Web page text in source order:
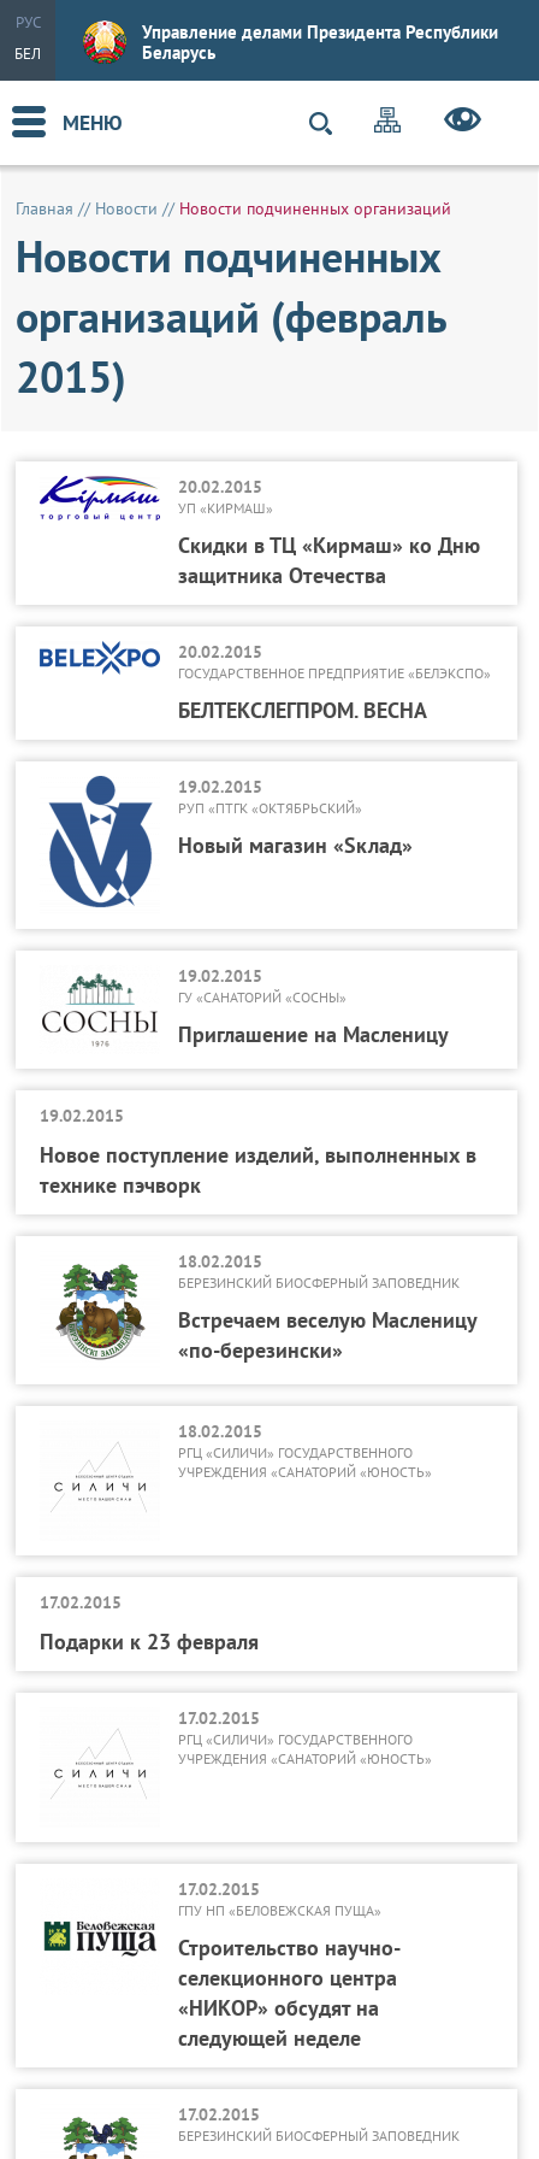
РУС
БЕЛ
Управление делами Президента Республики
Беларусь
МЕНЮ
Главная // Новости // Новости подчиненных организаций
Новости подчиненных
организаций (февраль
2015)
20.02.2015
УП «КИРМАШ»
Скидки в ТЦ «Кирмаш» ко Дню
защитника Отечества
20.02.2015
ГОСУДАРСТВЕННОЕ ПРЕДПРИЯТИЕ «БЕЛЭКСПО»
БЕЛТЕКСЛЕГПРОМ. ВЕСНА
19.02.2015
РУП «ПТГК «ОКТЯБРЬСКИЙ»
Новый магазин «Sклад»
19.02.2015
ГУ «САНАТОРИЙ «СОСНЫ»
Приглашение на Масленицу
19.02.2015
Новое поступление изделий, выполненных в
технике пэчворк
18.02.2015
БЕРЕЗИНСКИЙ БИОСФЕРНЫЙ ЗАПОВЕДНИК
Встречаем веселую Масленицу
«по-березински»
18.02.2015
РГЦ «СИЛИЧИ» ГОСУДАРСТВЕННОГО
УЧРЕЖДЕНИЯ «САНАТОРИЙ «ЮНОСТЬ»
17.02.2015
Подарки к 23 февраля
17.02.2015
РГЦ «СИЛИЧИ» ГОСУДАРСТВЕННОГО
УЧРЕЖДЕНИЯ «САНАТОРИЙ «ЮНОСТЬ»
17.02.2015
ГПУ НП «БЕЛОВЕЖСКАЯ ПУЩА»
Строительство научно-
селекционного центра
«НИКОР» обсудят на
следующей неделе
17.02.2015
БЕРЕЗИНСКИЙ БИОСФЕРНЫЙ ЗАПОВЕДНИК